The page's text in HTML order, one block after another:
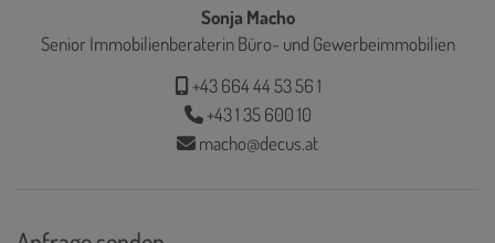
Sonja Macho
Senior Immobilienberaterin Büro- und Gewerbeimmobilien
+43 664 44 53 56 1
+43 1 35 600 10
macho@decus.at